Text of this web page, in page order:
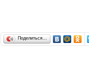
Поделиться…